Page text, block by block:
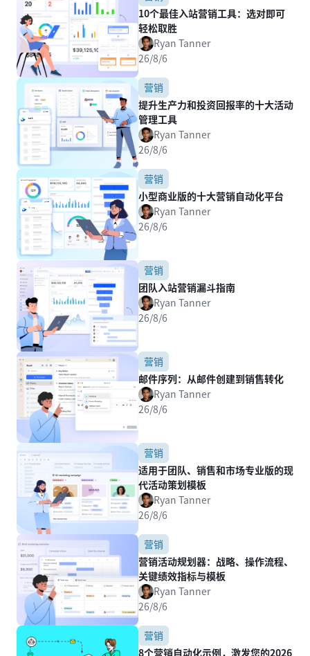
10个最佳入站营销工具：选对即可
轻松取胜
Ryan Tanner
26/8/6
营销
提升生产力和投资回报率的十大活动
管理工具
Ryan Tanner
26/8/6
营销
小型商业版的十大营销自动化平台
Ryan Tanner
26/8/6
营销
团队入站营销漏斗指南
Ryan Tanner
26/8/6
营销
邮件序列：从邮件创建到销售转化
Ryan Tanner
26/8/6
营销
适用于团队、销售和市场专业版的现
代活动策划模板
Ryan Tanner
26/8/6
营销
营销活动规划器：战略、操作流程、
关键绩效指标与模板
Ryan Tanner
26/8/6
营销
8个营销自动化示例，激发您的2026